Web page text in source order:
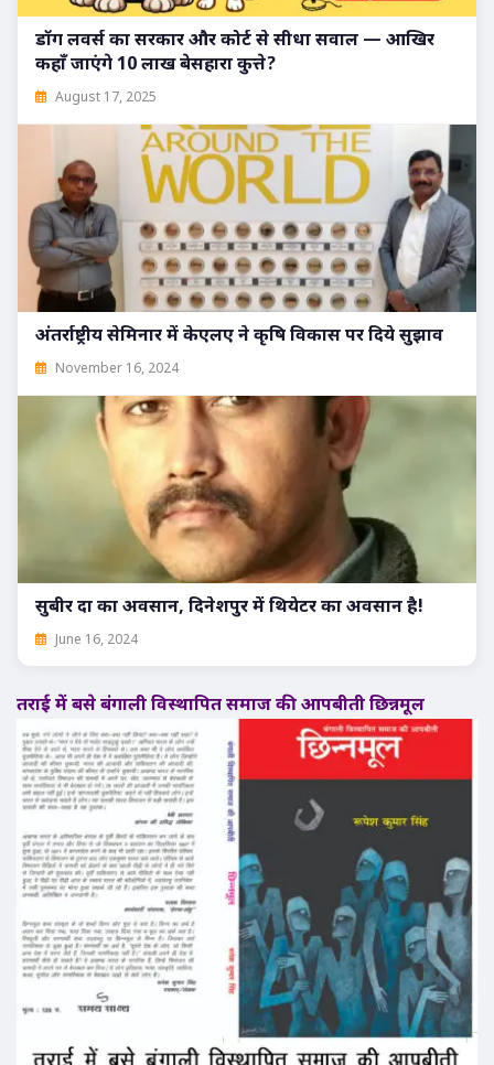
डॉग लवर्स का सरकार और कोर्ट से सीधा सवाल — आखिर
कहाँ जाएंगे 10 लाख बेसहारा कुत्ते?
August 17, 2025
अंतर्राष्ट्रीय सेमिनार में केएलए ने कृषि विकास पर दिये सुझाव
November 16, 2024
सुबीर दा का अवसान, दिनेशपुर में थियेटर का अवसान है!
June 16, 2024
तराई में बसे बंगाली विस्थापित समाज की आपबीती छिन्नमूल